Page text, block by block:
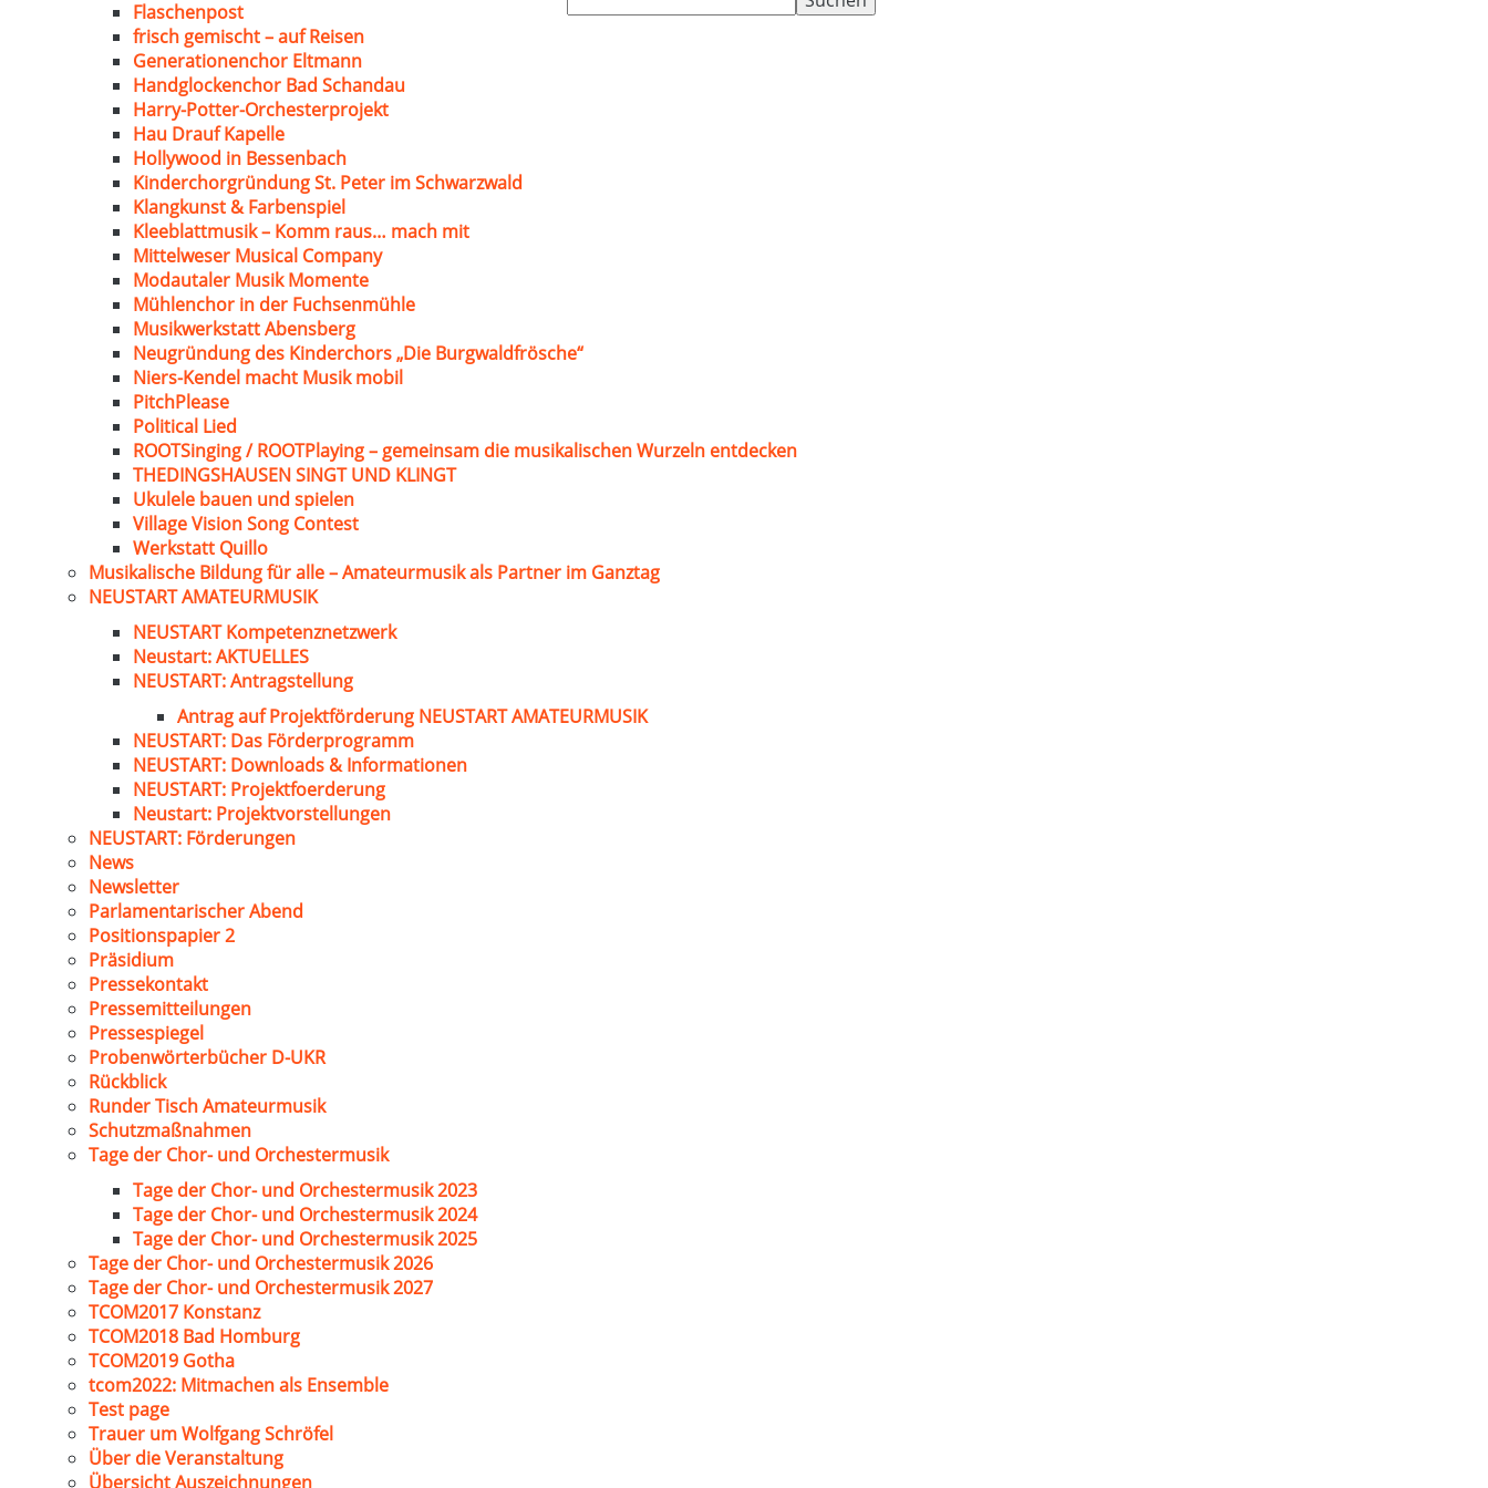
nach:
Flaschenpost
frisch gemischt – auf Reisen
Generationenchor Eltmann
Handglockenchor Bad Schandau
Harry-Potter-Orchesterprojekt
Hau Drauf Kapelle
Hollywood in Bessenbach
Kinderchorgründung St. Peter im Schwarzwald
Klangkunst & Farbenspiel
Kleeblattmusik – Komm raus… mach mit
Mittelweser Musical Company
Modautaler Musik Momente
Mühlenchor in der Fuchsenmühle
Musikwerkstatt Abensberg
Neugründung des Kinderchors „Die Burgwaldfrösche“
Niers-Kendel macht Musik mobil
PitchPlease
Political Lied
ROOTSinging / ROOTPlaying – gemeinsam die musikalischen Wurzeln entdecken
THEDINGSHAUSEN SINGT UND KLINGT
Ukulele bauen und spielen
Village Vision Song Contest
Werkstatt Quillo
Musikalische Bildung für alle – Amateurmusik als Partner im Ganztag
NEUSTART AMATEURMUSIK
NEUSTART Kompetenznetzwerk
Neustart: AKTUELLES
NEUSTART: Antragstellung
Antrag auf Projektförderung NEUSTART AMATEURMUSIK
NEUSTART: Das Förderprogramm
NEUSTART: Downloads & Informationen
NEUSTART: Projektfoerderung
Neustart: Projektvorstellungen
NEUSTART: Förderungen
News
Newsletter
Parlamentarischer Abend
Positionspapier 2
Präsidium
Pressekontakt
Pressemitteilungen
Pressespiegel
Probenwörterbücher D-UKR
Rückblick
Runder Tisch Amateurmusik
Schutzmaßnahmen
Tage der Chor- und Orchestermusik
Tage der Chor- und Orchestermusik 2023
Tage der Chor- und Orchestermusik 2024
Tage der Chor- und Orchestermusik 2025
Tage der Chor- und Orchestermusik 2026
Tage der Chor- und Orchestermusik 2027
TCOM2017 Konstanz
TCOM2018 Bad Homburg
TCOM2019 Gotha
tcom2022: Mitmachen als Ensemble
Test page
Trauer um Wolfgang Schröfel
Über die Veranstaltung
Übersicht Auszeichnungen